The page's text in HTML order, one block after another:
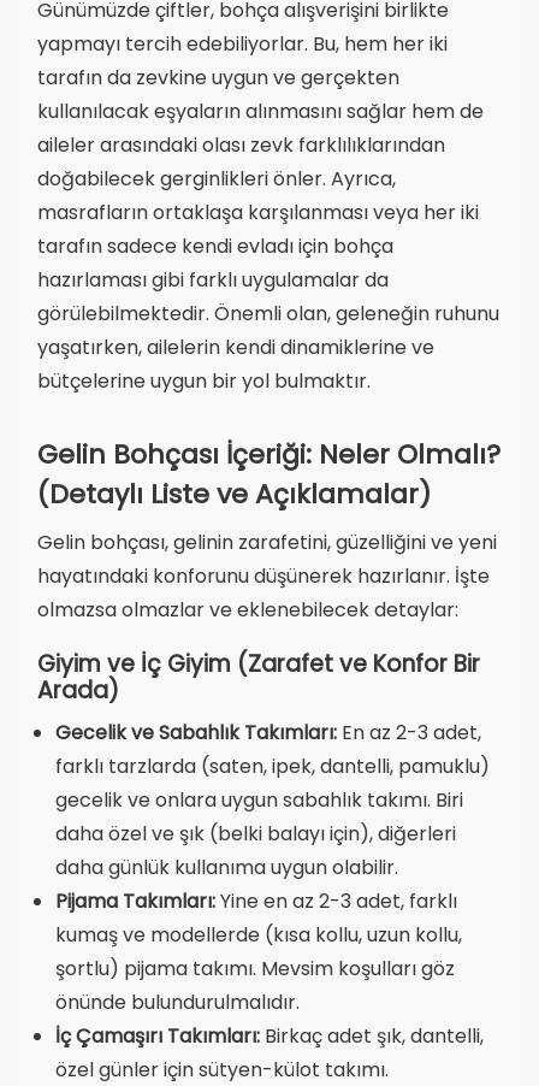
Günümüzde çiftler, bohça alışverişini birlikte
yapmayı tercih edebiliyorlar. Bu, hem her iki
tarafın da zevkine uygun ve gerçekten
kullanılacak eşyaların alınmasını sağlar hem de
aileler arasındaki olası zevk farklılıklarından
doğabilecek gerginlikleri önler. Ayrıca,
masrafların ortaklaşa karşılanması veya her iki
tarafın sadece kendi evladı için bohça
hazırlaması gibi farklı uygulamalar da
görülebilmektedir. Önemli olan, geleneğin ruhunu
yaşatırken, ailelerin kendi dinamiklerine ve
bütçelerine uygun bir yol bulmaktır.
Gelin Bohçası İçeriği: Neler Olmalı?
(Detaylı Liste ve Açıklamalar)
Gelin bohçası, gelinin zarafetini, güzelliğini ve yeni
hayatındaki konforunu düşünerek hazırlanır. İşte
olmazsa olmazlar ve eklenebilecek detaylar:
Giyim ve İç Giyim (Zarafet ve Konfor Bir
Arada)
Gecelik ve Sabahlık Takımları: En az 2-3 adet,
farklı tarzlarda (saten, ipek, dantelli, pamuklu)
gecelik ve onlara uygun sabahlık takımı. Biri
daha özel ve şık (belki balayı için), diğerleri
daha günlük kullanıma uygun olabilir.
Pijama Takımları:Yine en az 2-3 adet, farklı
kumaş ve modellerde (kısa kollu, uzun kollu,
şortlu) pijama takımı. Mevsim koşulları göz
önünde bulundurulmalıdır.
İç Çamaşırı Takımları: Birkaç adet şık, dantelli,
özel günler için sütyen-külot takımı.